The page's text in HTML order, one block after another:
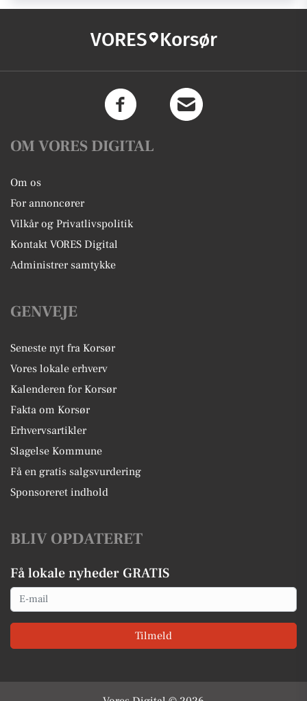
VORES Korsør
OM VORES DIGITAL
Om os
For annoncører
Vilkår og Privatlivspolitik
Kontakt VORES Digital
Administrer samtykke
GENVEJE
Seneste nyt fra Korsør
Vores lokale erhverv
Kalenderen for Korsør
Fakta om Korsør
Erhvervsartikler
Slagelse Kommune
Få en gratis salgsvurdering
Sponsoreret indhold
BLIV OPDATERET
Få lokale nyheder GRATIS
Email
Tilmeld